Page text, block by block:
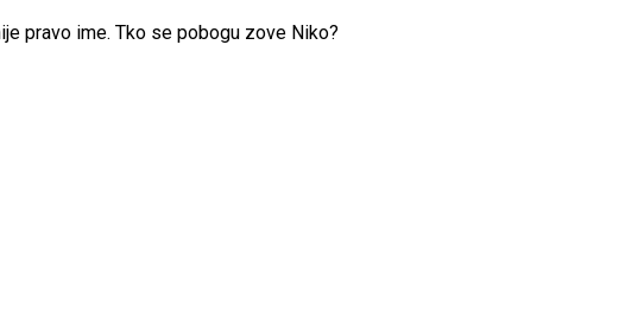
pravo ime. Tko se pobogu zove Niko?